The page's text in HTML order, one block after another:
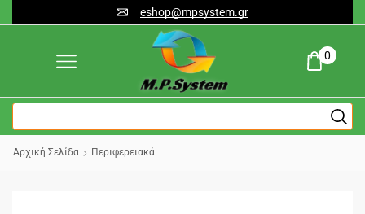
eshop@mpsystem.gr
0
Αρχική Σελίδα Περιφερειακά